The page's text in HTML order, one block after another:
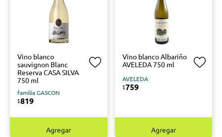
Vino blanco
sauvignon Blanc
Reserva CASA SILVA
750 ml
familia GASCON
$819
Agregar
Vino blanco Albariño
AVELEDA 750 ml
AVELEDA
$759
Agregar